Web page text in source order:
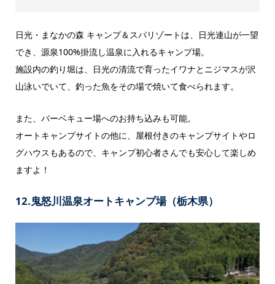
日光・まなかの森 キャンプ＆スパリゾートは、日光連山が一望
でき、源泉100%掛流し温泉に入れるキャンプ場。
施設内の釣り堀は、日光の清流で育ったイワナとニジマスが沢
山泳いでいて、釣った魚をその場で焼いて食べられます。
また、バーベキュー場へのお持ち込みも可能。
オートキャンプサイトの他に、屋根付きのキャンプサイトやロ
グハウスもあるので、キャンプ初心者さんでも安心して楽しめ
ますよ！
12.鬼怒川温泉オートキャンプ場（栃木県）